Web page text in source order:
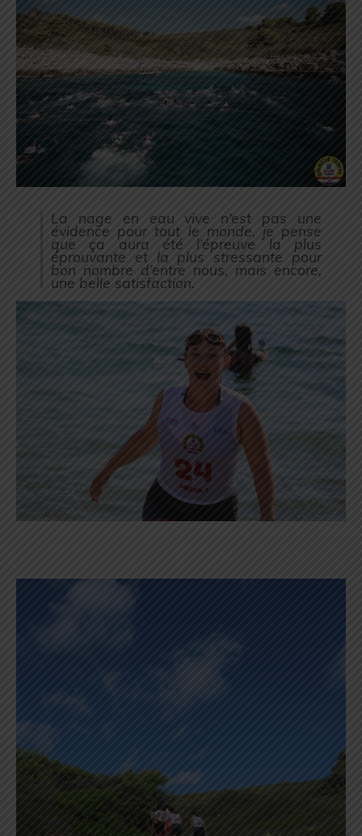
La nage en eau vive n’est pas une
évidence pour tout le monde, je pense
que ça aura été l’épreuve la plus
éprouvante et la plus stressante pour
bon nombre d’entre nous, mais encore,
une belle satisfaction.